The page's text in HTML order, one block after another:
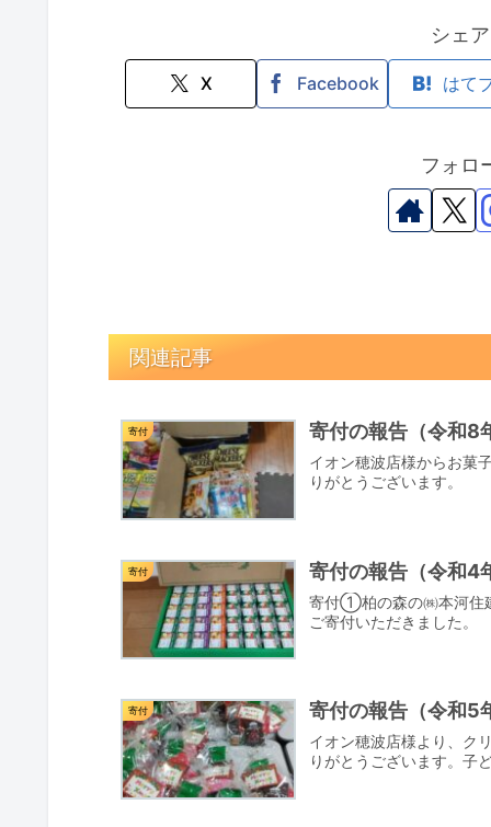
シェ
X Facebook はて
フォロ
関連記事
寄付 寄付の報告（令和8
イオン穂波店様からお菓
りがとうございます。
寄付 寄付の報告（令和4
寄付①柏の森の㈱本河住
ご寄付いただきました。
寄付 寄付の報告（令和5
イオン穂波店様より、ク
りがとうございます。子